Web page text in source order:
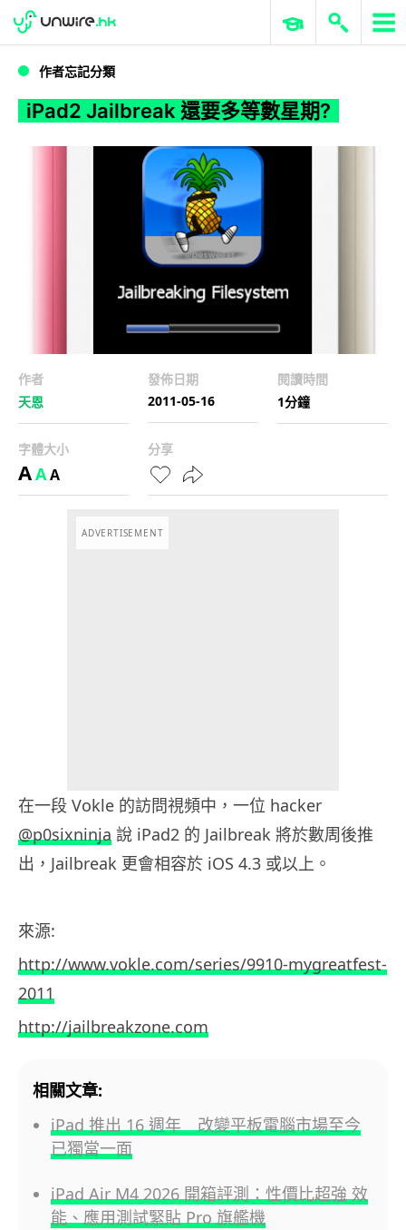
iPad2 Jailbreak 還要多等數星期?
WWDC 2026 ERP 與商業 AI
作者忘記分類
iPad2 Jailbreak 還要多等數星期?
作者
天恩
發佈日期
2011-05-16
閱讀時間
1分鐘
字體大小
AAA
分享
ADVERTISEMENT
在一段 Vokle 的訪問視頻中，一位 hacker
@p0sixninja 說 iPad2 的 Jailbreak 將於數周後推
出，Jailbreak 更會相容於 iOS 4.3 或以上。
來源:
http://www.vokle.com/series/9910-mygreatfest-
2011
http://jailbreakzone.com
相關文章:
iPad 推出 16 週年 改變平板電腦市場至今
已獨當一面
iPad Air M4 2026 開箱評測：性價比超強 效
能、應用測試緊貼 Pro 旗艦機